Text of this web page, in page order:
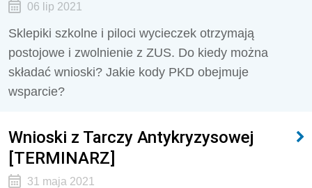
06 lip 2021
Sklepiki szkolne i piloci wycieczek otrzymają
postojowe i zwolnienie z ZUS. Do kiedy można
składać wnioski? Jakie kody PKD obejmuje
wsparcie?
Wnioski z Tarczy Antykryzysowej
[TERMINARZ]
31 maja 2021